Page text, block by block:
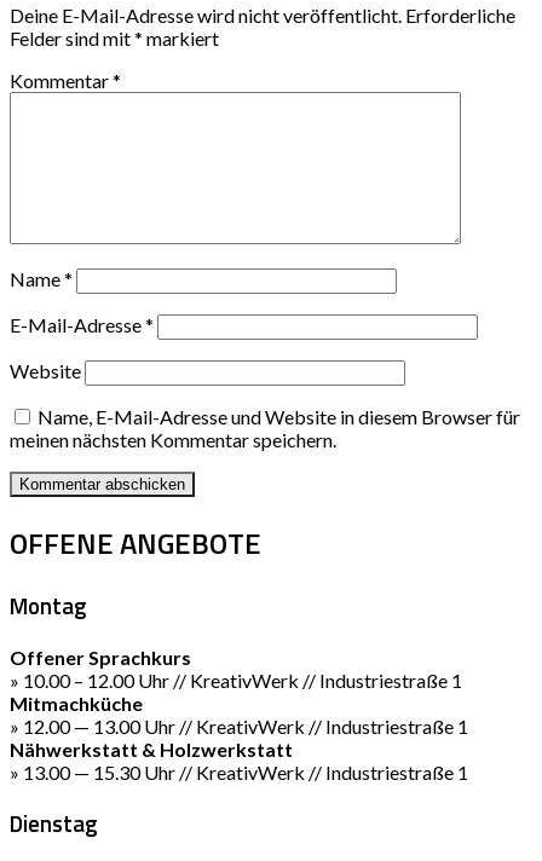
Deine E-Mail-Adresse wird nicht veröffentlicht. Erforderliche
Felder sind mit* markiert
Kommentar*
Name*
E-Mail-Adresse*
Website
Name, E-Mail-Adresse und Website in diesem Browser für
meinen nächsten Kommentar speichern.
OFFENE ANGEBOTE
Montag
Offener Sprachkurs
» 10.00 – 12.00 Uhr // KreativWerk // Industriestraße 1
Mitmachküche
» 12.00 — 13.00 Uhr // KreativWerk // Industriestraße 1
Nähwerkstatt & Holzwerkstatt
» 13.00 — 15.30 Uhr // KreativWerk // Industriestraße 1
Dienstag